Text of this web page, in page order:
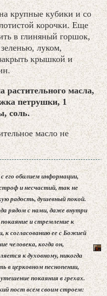
крупные кубики и со
корочки. Еще
в глиняный горшок,
луком,
крышкой и
растительного масла,
петрушки, 1
соль.
масло не
его обилием информации,
и несчастий, так не
радость, душевный покой.
рядом с нами, даже внутри
и стремление к
к согласованию ее с Божией
человека, когда он,
к духовному, никогда
в церковном песнопении,
покаяния в грехах.
пост всем своим строем: